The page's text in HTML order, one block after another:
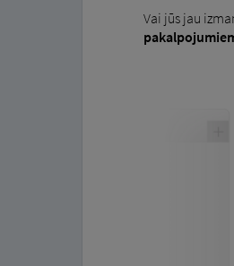
Vai jūs jau